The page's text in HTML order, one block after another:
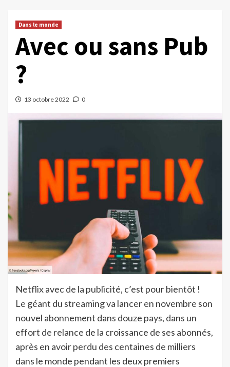
Dans le monde
Avec ou sans Pub
?
13 octobre 2022 0
Netflix avec de la publicité, c’est pour bientôt !
Le géant du streaming va lancer en novembre son
nouvel abonnement dans douze pays, dans un
effort de relance de la croissance de ses abonnés,
après en avoir perdu des centaines de milliers
dans le monde pendant les deux premiers